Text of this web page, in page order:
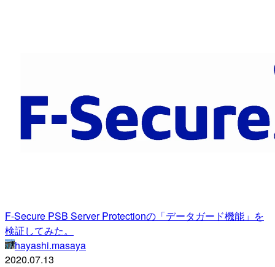
F-Secure PSB Server Protectionの「データガード機能」を
検証してみた。
hayashi.masaya
2020.07.13